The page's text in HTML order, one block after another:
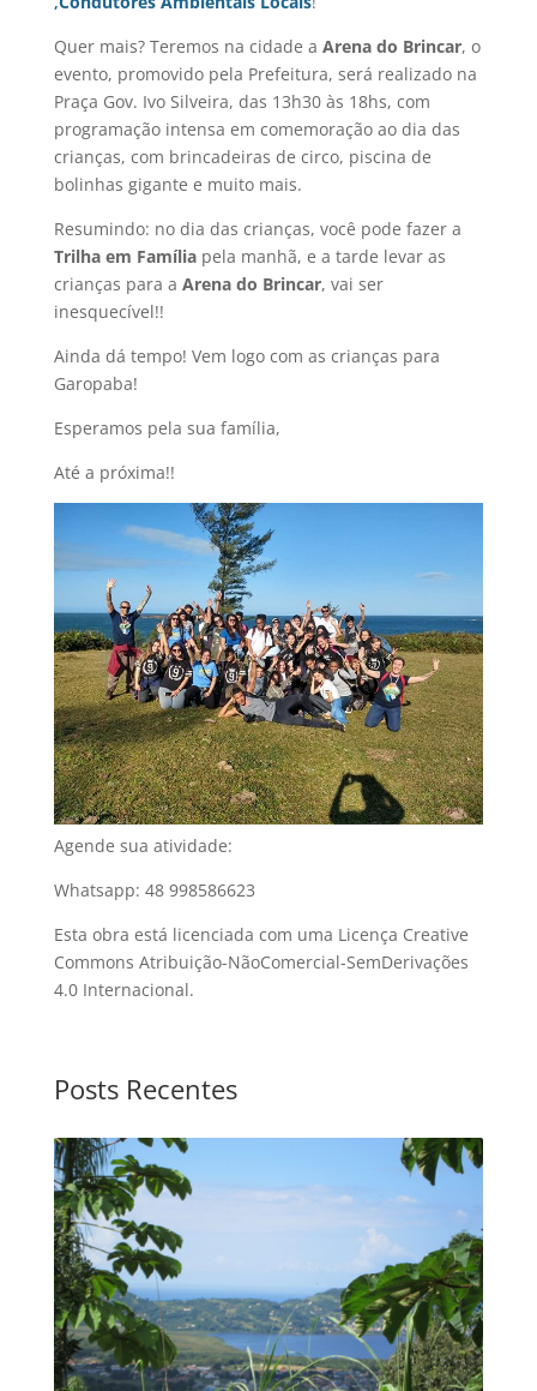
Quer mais? Teremos na cidade a Arena do Brincar, o
evento, promovido pela Prefeitura, será realizado na
Praça Gov. Ivo Silveira, das 13h30 às 18hs, com
programação intensa em comemoração ao dia das
crianças, com brincadeiras de circo, piscina de
bolinhas gigante e muito mais.
Resumindo: no dia das crianças, você pode fazer a
Trilha em Famíliapela manhã, e a tarde levar as
crianças para a Arena do Brincar, vai ser
inesquecível!!
Ainda dá tempo! Vem logo com as crianças para
Garopaba!
Esperamos pela sua família,
Até a próxima!!
Agende sua atividade:
Whatsapp: 48 998586623
Esta obra está licenciada com uma Licença Creative
Commons Atribuição-NãoComercial-SemDerivações
4.0 Internacional.
Posts Recentes